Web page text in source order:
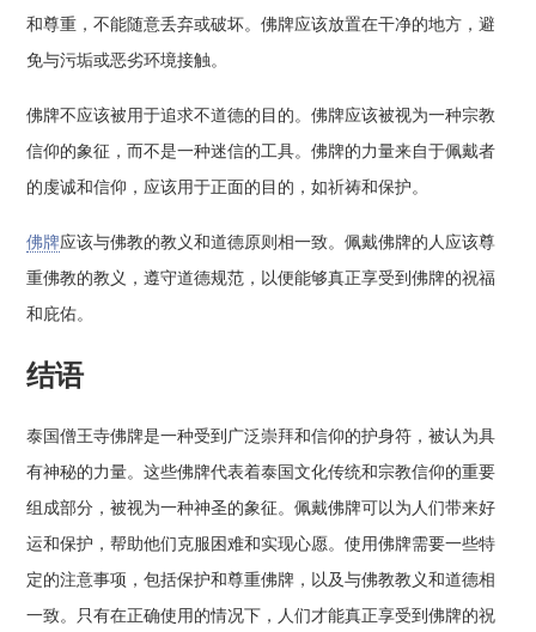
和尊重，不能随意丢弃或破坏。佛牌应该放置在干净的地方，避
免与污垢或恶劣环境接触。
佛牌不应该被用于追求不道德的目的。佛牌应该被视为一种宗教
信仰的象征，而不是一种迷信的工具。佛牌的力量来自于佩戴者
的虔诚和信仰，应该用于正面的目的，如祈祷和保护。
佛牌应该与佛教的教义和道德原则相一致。佩戴佛牌的人应该尊
重佛教的教义，遵守道德规范，以便能够真正享受到佛牌的祝福
和庇佑。
结语
泰国僧王寺佛牌是一种受到广泛崇拜和信仰的护身符，被认为具
有神秘的力量。这些佛牌代表着泰国文化传统和宗教信仰的重要
组成部分，被视为一种神圣的象征。佩戴佛牌可以为人们带来好
运和保护，帮助他们克服困难和实现心愿。使用佛牌需要一些特
定的注意事项，包括保护和尊重佛牌，以及与佛教教义和道德相
一致。只有在正确使用的情况下，人们才能真正享受到佛牌的祝